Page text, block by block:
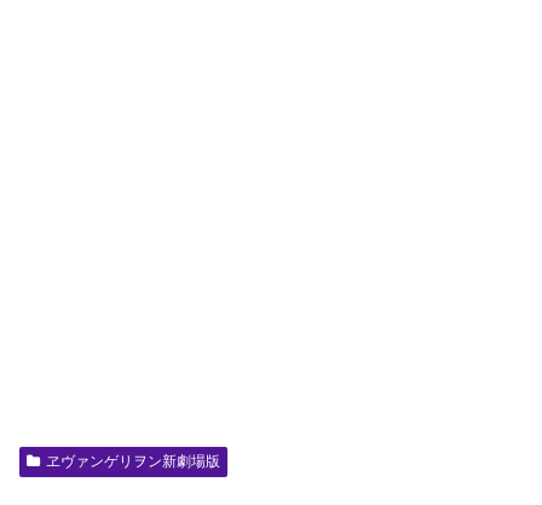
ヱヴァンゲリヲン新劇場版